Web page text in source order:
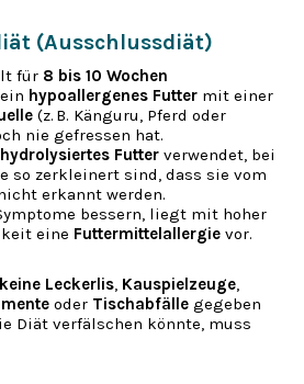
(Ausschlussdiät)
für 8 bis 10 Wochen
hypoallergenes Futter mit einer
(z. B. Känguru, Pferd oder
nie gefressen hat.
hydrolysiertes Futter verwendet, bei
so zerkleinert sind, dass sie vom
erkannt werden.
bessern, liegt mit hoher
eine Futtermittelallergie vor.
keine Leckerlis, Kauspielzeuge,
oder Tischabfälle gegeben
Diät verfälschen könnte, muss